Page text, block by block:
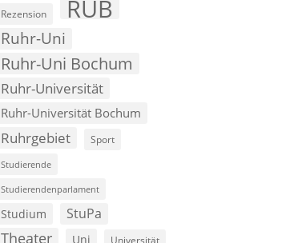
Rezension RUB
Ruhr-Uni
Ruhr-Uni Bochum
Ruhr-Universität
Ruhr-Universität Bochum
Ruhrgebiet Sport
Studierende
Studierendenparlament
Studium StuPa
Theater Uni Universität